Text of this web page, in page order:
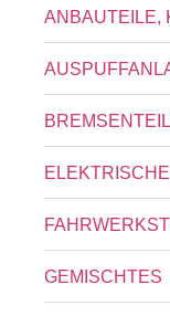
ANBAUTEILE,
GEMISCHTES